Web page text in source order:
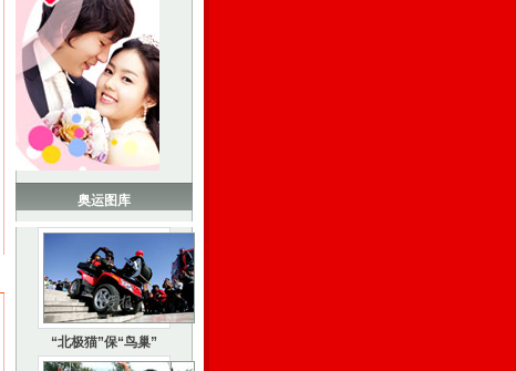
奥运图库
“北极猫”保“鸟巢”